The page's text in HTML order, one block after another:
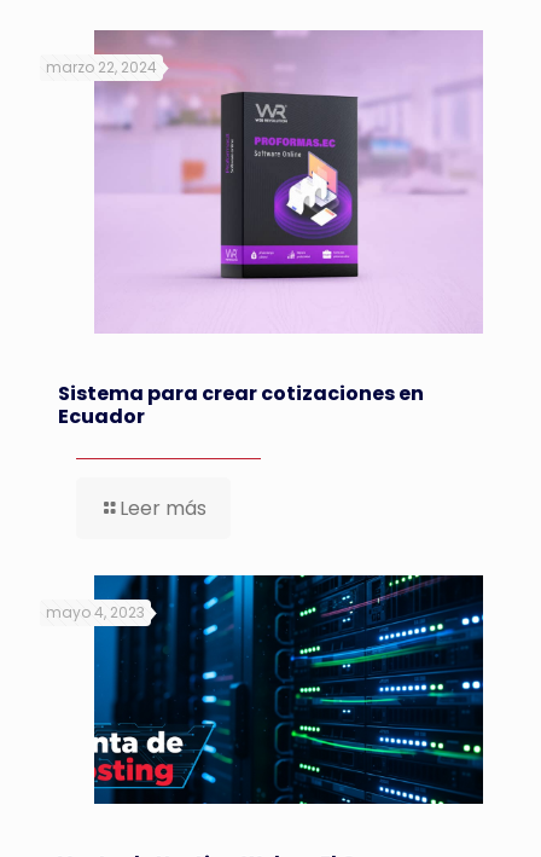
marzo 22, 2024
Sistema para crear cotizaciones en
Ecuador
Leer más
mayo 4, 2023